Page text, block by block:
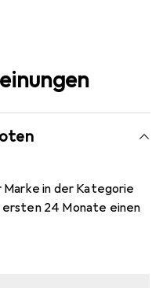
in der Kategorie
24 Monate einen